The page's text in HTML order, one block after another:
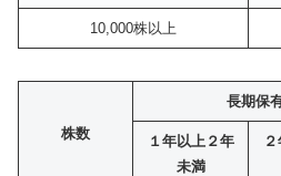
10,000株以上
株数
長期保
１年以上２年
未満